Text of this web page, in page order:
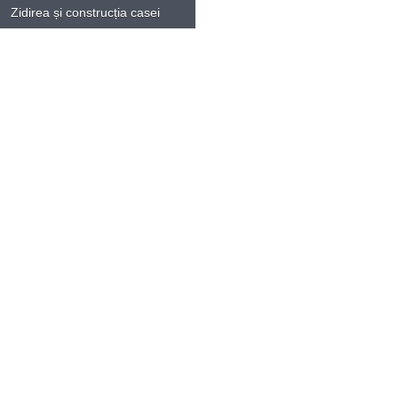
Zidirea și construcția casei